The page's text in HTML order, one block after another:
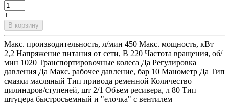
+
В корзину
Макс. производительность, л/мин 450 Макс. мощность, кВт
2,2 Напряжение питания от сети, В 220 Частота вращения, об/
мин 1020 Транспортировочные колеса Да Регулировка
давления Да Макс. рабочее давление, бар 10 Манометр Да Тип
смазки масляный Тип привода ременной Количество
цилиндров/ступеней, шт 2/1 Объем ресивера, л 80 Тип
штуцера быстросъемный и "елочка" с вентилем